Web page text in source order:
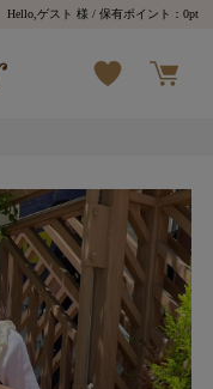
Hello,ゲスト 様 / 保有ポイント：0pt